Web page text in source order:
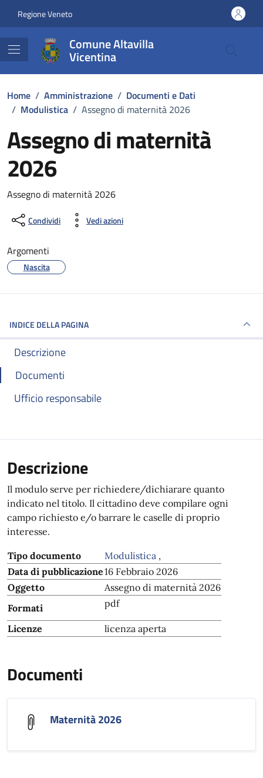
Regione Veneto
Comune Altavilla
Vicentina
Home / Amministrazione / Documenti e Dati
/ Modulistica / Assegno di maternità 2026
Assegno di maternità
2026
Dettagli del documento
Assegno di maternità 2026
Condividi Vedi azioni
Argomenti
Nascita
INDICE DELLA PAGINA
Descrizione
Documenti
Ufficio responsabile
Descrizione
Il modulo serve per richiedere/dichiarare quanto
indicato nel titolo. Il cittadino deve compilare ogni
campo richiesto e/o barrare le caselle di proprio
interesse.
Tipo documento Modulistica ,
Data di pubblicazione16 Febbraio 2026
Oggetto
Assegno di maternità 2026
Formati
pdf
Licenze licenza aperta
Documenti
Maternità 2026